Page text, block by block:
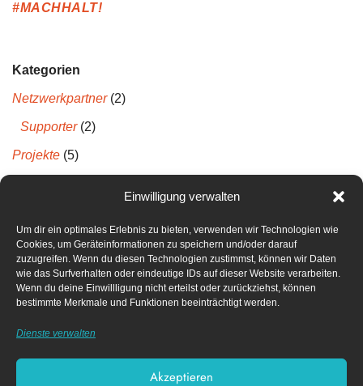
Einwilligung verwalten
Um dir ein optimales Erlebnis zu bieten, verwenden wir Technologien wie
Cookies, um Geräteinformationen zu speichern und/oder darauf
zuzugreifen. Wenn du diesen Technologien zustimmst, können wir Daten
wie das Surfverhalten oder eindeutige IDs auf dieser Website verarbeiten.
Wenn du deine Einwillligung nicht erteilst oder zurückziehst, können
bestimmte Merkmale und Funktionen beeinträchtigt werden.
Dienste verwalten
Akzeptieren
#MACHHALT!
Kategorien
Netzwerkpartner(2)
Supporter(2)
Projekte (5)
Neueste Kommentare
Archiv